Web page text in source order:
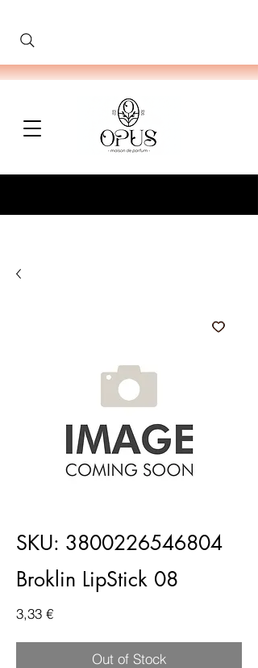
SKU: 3800226546804
Broklin LipStick 08
3,33 €Price
Out of Stock